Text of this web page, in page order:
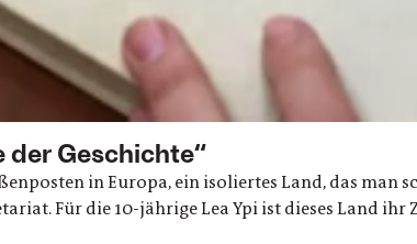
der Geschichte“
in Europa, ein isoliertes Land, das man
Für die 10-jährige Lea Ypi ist dieses Land ihr